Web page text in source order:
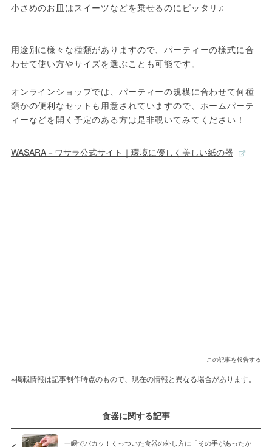
小さめのお皿はスイーツなどを乗せるのにピッタリ♫
用途別に様々な種類がありますので、パーティーの様式に合
わせて使い方やサイズを選ぶことも可能です。
オンラインショップでは、パーティーの規模に合わせて何種
類かの便利なセットも用意されていますので、ホームパーテ
ィーなどを開く予定のある方は是非覗いてみてください！
WASARA－ワサラ公式サイト｜環境に優しく美しい紙の器
この記事を報告する
※掲載情報は記事制作時点のもので、現在の情報と異なる場合があります。
食器に関する記事
一瞬でパカッ！くっついた食器の外し方に「その手があったか」